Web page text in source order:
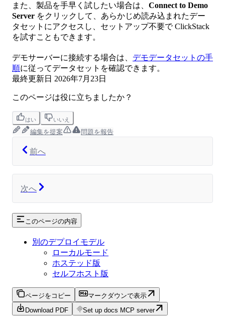
また、製品を手早く試したい場合は、 Connect to Demo
Server をクリックして、あらかじめ読み込まれたデー
タセットにアクセスし、セットアップ不要で ClickStack
を試すこともできます。
デモサーバーに接続する場合は、 デモデータセットの手
順に従ってデータセットを確認できます。
最終更新日 2026年7月23日
このページは役に立ちましたか？
はい いいえ
編集を提案 問題を報告
前へ
次へ
このページの内容
別のデプロイモデル
ローカルモード
ホステッド版
セルフホスト版
ページをコピー
マークダウンで表示
Download PDF
Set up docs MCP server